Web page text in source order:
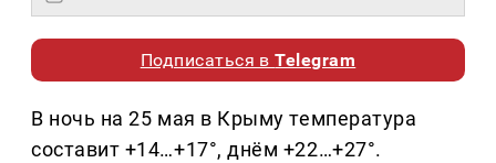
Подписаться вTelegram
В ночь на 25 мая в Крыму температура
составит +14…+17°, днём +22…+27°.